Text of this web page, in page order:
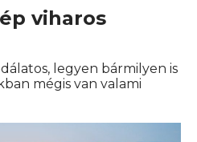
viharos
legyen bármilyen is
mégis van valami